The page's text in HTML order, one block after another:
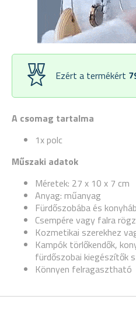
A csomag tartalma
1x polc
Műszaki adatok
Méretek: 27 x 10 x 7 cm
Anyag: műanyag
Fürdőszobába és
Csempére vagy falra
Kozmetikai szerekhez
Kampók törlőkendők,
fürdőszobai kiegészítők
Könnyen felragasztható
Ezért a termékért